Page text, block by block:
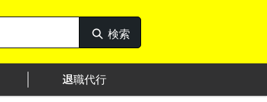
検索
検
索
退職代行